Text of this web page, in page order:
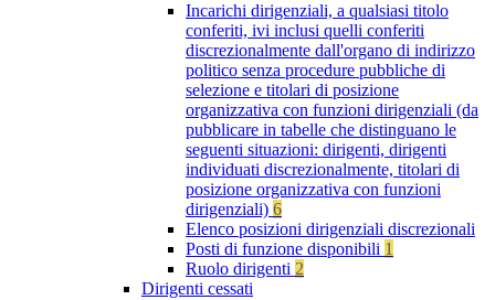
Incarichi dirigenziali, a qualsiasi titolo
conferiti, ivi inclusi quelli conferiti
discrezionalmente dall'organo di indirizzo
politico senza procedure pubbliche di
selezione e titolari di posizione
organizzativa con funzioni dirigenziali (da
pubblicare in tabelle che distinguano le
seguenti situazioni: dirigenti, dirigenti
individuati discrezionalmente, titolari di
posizione organizzativa con funzioni
dirigenziali) 6
Elenco posizioni dirigenziali discrezionali
Posti di funzione disponibili 1
Ruolo dirigenti 2
Dirigenti cessati